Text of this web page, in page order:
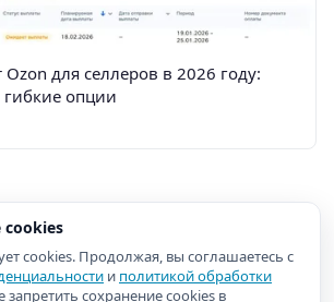
для селлеров в 2026 году:
опции
cookies
cookies. Продолжая, вы соглашаетесь с
и политикой обработки
сохранение cookies в